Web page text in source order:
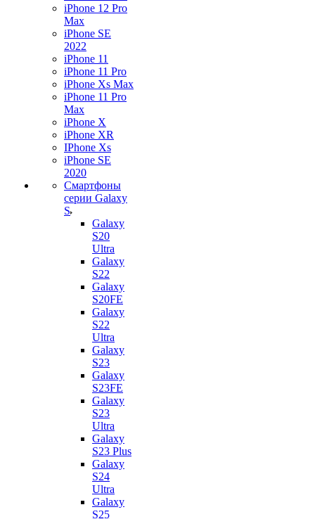
iPhone 12 Pro
Max
iPhone SE
2022
iPhone 11
iPhone 11 Pro
iPhone Xs Max
iPhone 11 Pro
Max
iPhone X
iPhone XR
IPhone Xs
iPhone SE
2020
Смартфоны
серии Galaxy
S
Galaxy
S20
Ultra
Galaxy
S22
Galaxy
S20FE
Galaxy
S22
Ultra
Galaxy
S23
Galaxy
S23FE
Galaxy
S23
Ultra
Galaxy
S23 Plus
Galaxy
S24
Ultra
Galaxy
S25